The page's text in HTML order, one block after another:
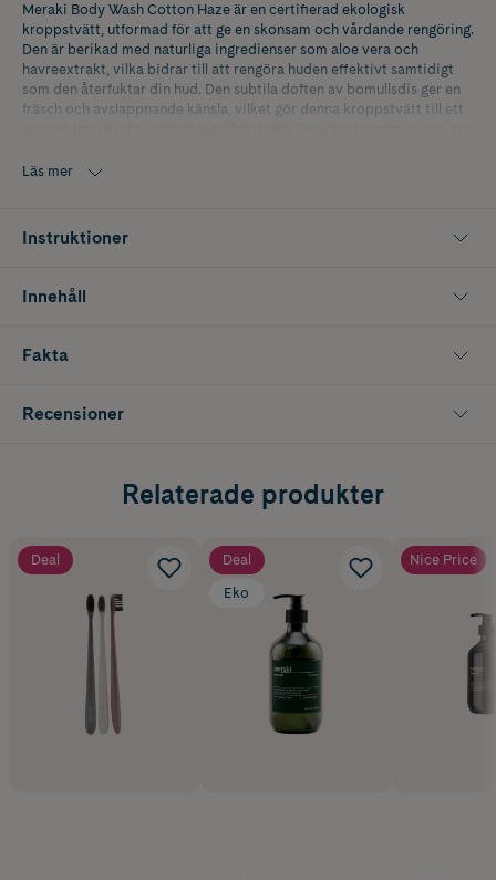
Meraki Body Wash Cotton Haze är en certifierad ekologisk
kroppstvätt, utformad för att ge en skonsam och vårdande rengöring.
Den är berikad med naturliga ingredienser som aloe vera och
havreextrakt, vilka bidrar till att rengöra huden effektivt samtidigt
som den återfuktar din hud. Den subtila doften av bomullsdis ger en
fräsch och avslappnande känsla, vilket gör denna kroppstvätt till ett
Läs mer
Instruktioner
Innehåll
Fakta
Recensioner
Relaterade produkter
Deal
Deal
Eko
Nice Price